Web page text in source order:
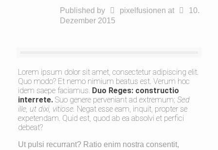
Published by pixelfusionen at
10.
Dezember 2015
Lorem ipsum dolor sit amet, consectetur adipiscing elit.
Quo modo? Et nemo nimium beatus est.Verum hoc
idem saepe faciamus. Duo Reges: constructio
interrete. Suo genere perveniant ad extremum;Sed
ille, ut dixi, vitiose. Negat esse eam, inquit, propter se
expetendam. Quid est, quod ab ea absolvi et perfici
debeat?
Ut pulsi recurrant? Ratio enim nostra consentit,